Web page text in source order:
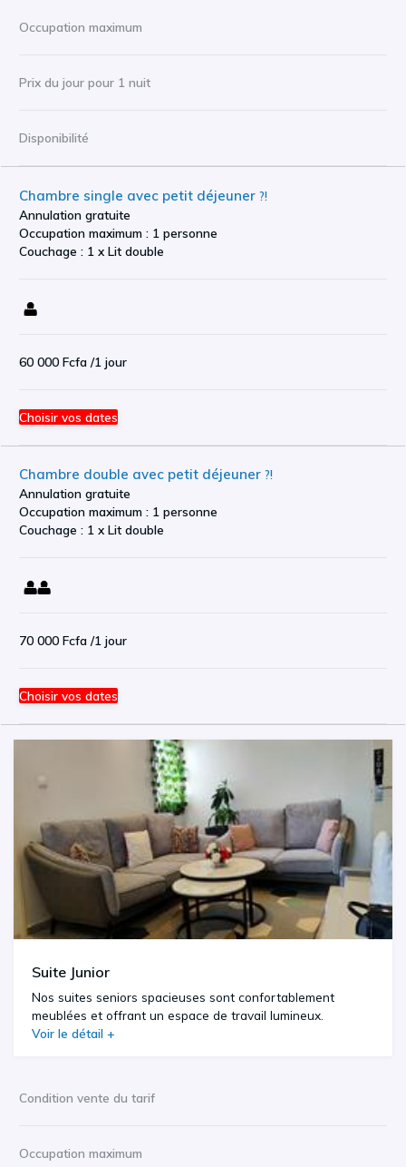
Occupation maximum
Prix du jour pour 1 nuit
Disponibilité
Chambre single avec petit déjeuner ?!
Annulation gratuite
Occupation maximum : 1 personne
Couchage : 1 x Lit double
60 000 Fcfa /1 jour
Choisir vos dates
Chambre double avec petit déjeuner ?!
Annulation gratuite
Occupation maximum : 1 personne
Couchage : 1 x Lit double
70 000 Fcfa /1 jour
Choisir vos dates
Suite Junior
Nos suites seniors spacieuses sont confortablement
meublées et offrant un espace de travail lumineux.
Voir le détail +
Condition vente du tarif
Occupation maximum